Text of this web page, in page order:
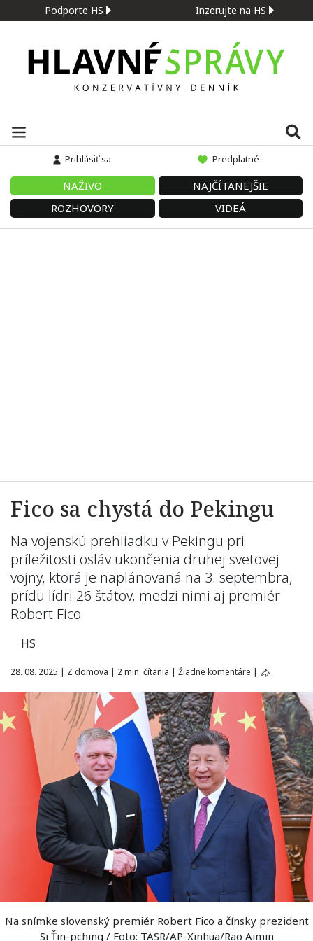
Podporte HS Inzerujte na HS
Prihlásiť sa Predplatné
NAŽIVO
NAJČÍTANEJŠIE
ROZHOVORY
VIDEÁ
Fico sa chystá do Pekingu
Na vojenskú prehliadku v Pekingu pri
príležitosti osláv ukončenia druhej svetovej
vojny, ktorá je naplánovaná na 3. septembra,
prídu lídri 26 štátov, medzi nimi aj premiér
Robert Fico
HS
28. 08. 2025 | Z domova | 2 min. čítania | Žiadne komentáre |
Na snímke slovenský premiér Robert Fico a čínsky prezident
Si Ťin-pching / Foto: TASR/AP-Xinhua/Rao Aimin